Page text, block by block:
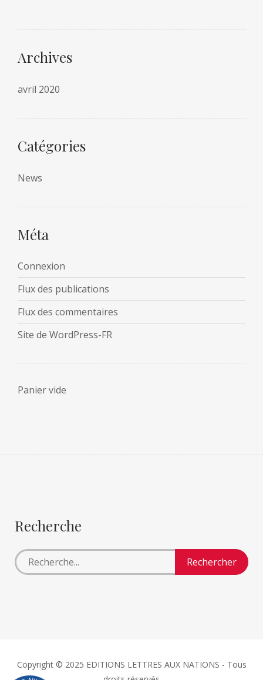
Archives
avril 2020
Catégories
News
Méta
Connexion
Flux des publications
Flux des commentaires
Site de WordPress-FR
Panier vide
Recherche
Copyright © 2025 EDITIONS LETTRES AUX NATIONS - Tous